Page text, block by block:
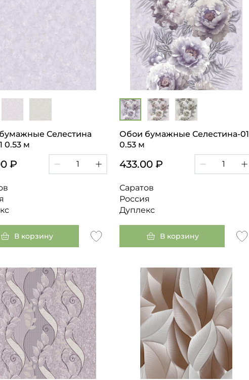
Селестина
0.53 м
₽
В корзину
Обои бумажные Селестина-01
0.53 м
433.00 ₽
Саратов
Россия
Дуплекс
В корзину